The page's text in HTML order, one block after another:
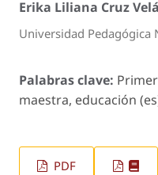
Erika Liliana Cruz
Universidad Pedagógica
Palabras clave:
maestra, educación
PDF